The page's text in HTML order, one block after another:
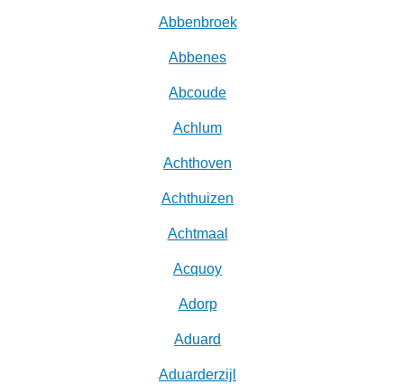
Abbenbroek
Abbenes
Abcoude
Achlum
Achthoven
Achthuizen
Achtmaal
Acquoy
Adorp
Aduard
Aduarderzijl